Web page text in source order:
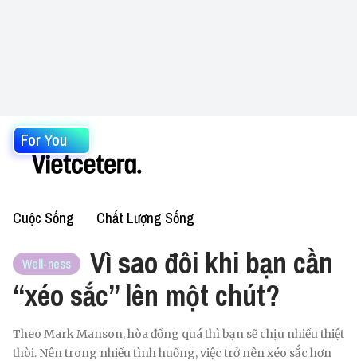
For You
Cuộc Sống Chất Lượng Sống
Well-ness
Vì sao đôi khi bạn cần
“xéo sắc” lên một chút?
Theo Mark Manson, hòa đồng quá thì bạn sẽ chịu nhiều thiệt
thòi. Nên trong nhiều tình huống, việc trở nên xéo sắc hơn